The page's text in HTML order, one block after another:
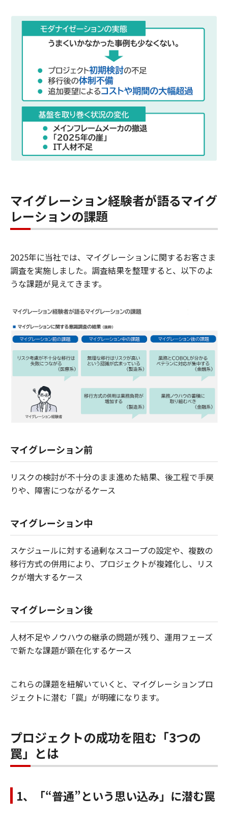
マイグレーション経験者が語るマイグ
レーションの課題
2025年に当社では、マイグレーションに関するお客さま
調査を実施しました。調査結果を整理すると、以下のよ
うな課題が見えてきます。
マイグレーション前
リスクの検討が不十分のまま進めた結果、後工程で手戻
りや、障害につながるケース
マイグレーション中
スケジュールに対する過剰なスコープの設定や、複数の
移行方式の併用により、プロジェクトが複雑化し、リス
クが増大するケース
マイグレーション後
人材不足やノウハウの継承の問題が残り、運用フェーズ
で新たな課題が顕在化するケース
これらの課題を紐解いていくと、マイグレーションプロ
ジェクトに潜む「罠」が明確になります。
プロジェクトの成功を阻む「3つの
罠」とは
1、「“普通”という思い込み」に潜む罠